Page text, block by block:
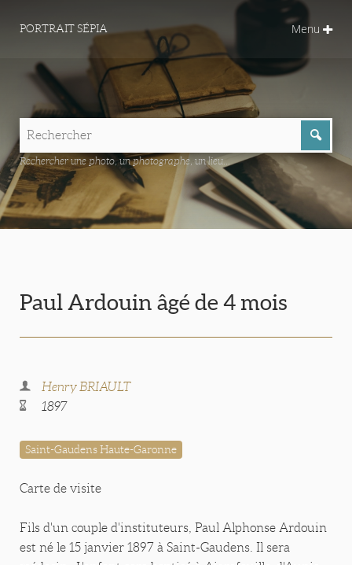
PORTRAIT SÉPIA Menu
Rechercher une photo, un photographe, un lieu...
Paul Ardouin âgé de 4 mois
Henry BRIAULT
1897
Saint-Gaudens Haute-Garonne
Carte de visite
Fils d'un couple d'instituteurs, Paul Alphonse Ardouin
est né le 15 janvier 1897 à Saint-Gaudens. Il sera